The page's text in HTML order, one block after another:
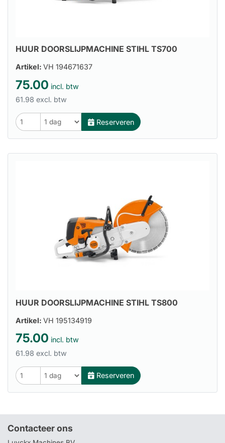
HUUR DOORSLIJPMACHINE STIHL TS700
Artikel: VH 194671637
75.00 incl. btw
61.98 excl. btw
Reserveren
HUUR DOORSLIJPMACHINE STIHL TS800
Artikel: VH 195134919
75.00 incl. btw
61.98 excl. btw
Reserveren
Contacteer ons